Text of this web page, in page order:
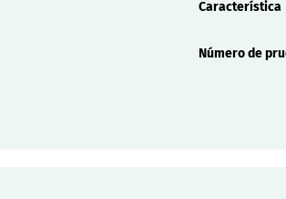
Característica
Número de